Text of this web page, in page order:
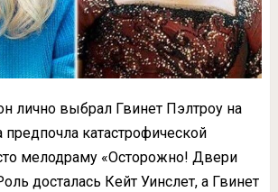
лично выбрал Гвинет Пэлтроу на
катастрофической
мелодраму «Осторожно! Двери
досталась Кейт Уинслет, а Гвинет